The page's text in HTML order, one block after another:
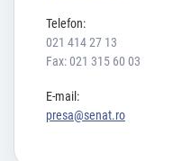
Telefon:
021 414 27 13
Fax: 021 315 60 03
E-mail:
presa@senat.ro